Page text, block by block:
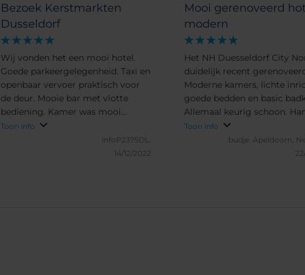
Bezoek Kerstmarkten
Dusseldorf
Wij vonden het een mooi hotel.
Goede parkeergelegenheid. Taxi en
openbaar vervoer praktisch voor
de deur. Mooie bar met vlotte
bediening. Kamer was mooi
schoon en de bedden waren goed.
Eeen aanrader voor een lang
Toon info
infoP2375DL.
14/12/2022
Mooi gerenoveerd
modern
Het NH Duesseldorf City
duidelijk recent
Moderne kamers, lichte
goede bedden en basic
Allemaal keurig schoon.
parkeergarage zodat je auto
staat (betaald).
Toon info
budje. Apeldoorn,